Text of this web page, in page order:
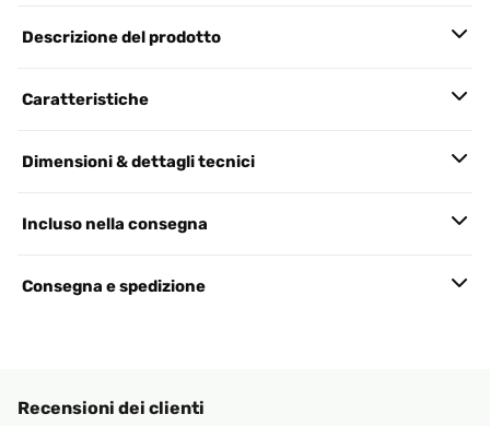
Descrizione del prodotto
Caratteristiche
Dimensioni & dettagli tecnici
Incluso nella consegna
Consegna e spedizione
Recensioni dei clienti